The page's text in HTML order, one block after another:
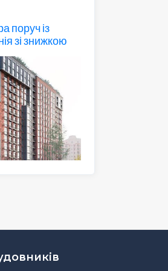
поруч із
зі знижкою